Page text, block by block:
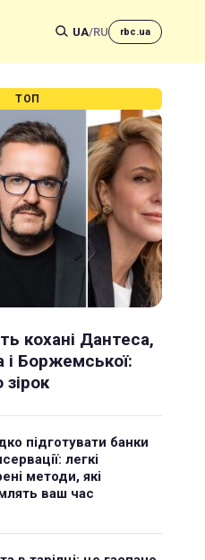
UA/RU rbc.ua
ТОП
кохані Дантеса,
Боржемської:
зірок
підготувати банки
легкі
методи, які
ваш час